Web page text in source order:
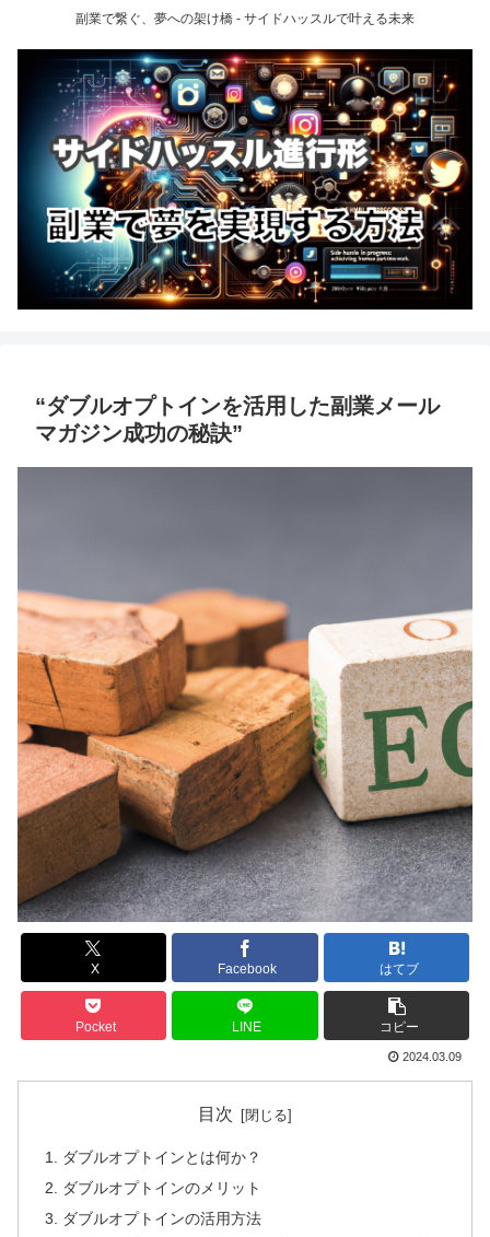
副業で繋ぐ、夢への架け橋 - サイドハッスルで叶える未来
“ダブルオプトインを活用した副業メール
マガジン成功の秘訣”
X Facebook はてブ
Pocket LINE コピー
2024.03.09
目次
ダブルオプトインとは何か？
ダブルオプトインのメリット
ダブルオプトインの活用方法